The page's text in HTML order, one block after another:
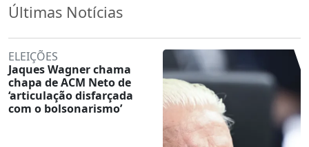
Últimas Notícias
ELEIÇÕES
Jaques Wagner chama
chapa de ACM Neto de
‘articulação disfarçada
com o bolsonarismo’